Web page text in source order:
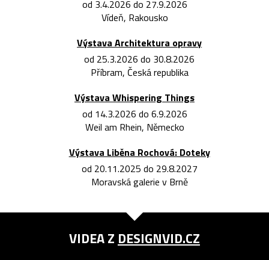
od 3.4.2026 do 27.9.2026
Vídeň, Rakousko
Výstava Architektura opravy
od 25.3.2026 do 30.8.2026
Příbram, Česká republika
Výstava Whispering Things
od 14.3.2026 do 6.9.2026
Weil am Rhein, Německo
Výstava Liběna Rochová: Doteky
od 20.11.2025 do 29.8.2027
Moravská galerie v Brně
VIDEA Z DESIGNVID.CZ